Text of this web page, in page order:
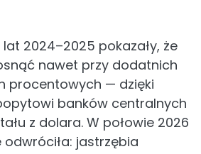
2024–2025 pokazały, że
nawet przy dodatnich
procentowych — dzięki
banków centralnych
z dolara. W połowie 2026
jastrzębia